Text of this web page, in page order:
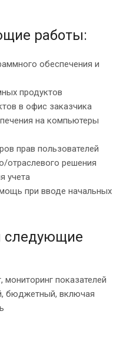
работы:
обеспечения и
продуктов
в офис заказчика
на компьютеры
прав пользователей
отраслевого решения
учета
при вводе начальных
следующие
мониторинг показателей
бюджетный, включая